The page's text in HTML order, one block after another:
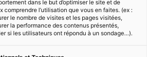
dans le but d’optimiser le site et de
comprendre l’utilisation que vous en faites. (ex :
le nombre de visites et les pages visitées,
la performance des contenus présentés,
si les utilisateurs ont répondu à un sondage…).